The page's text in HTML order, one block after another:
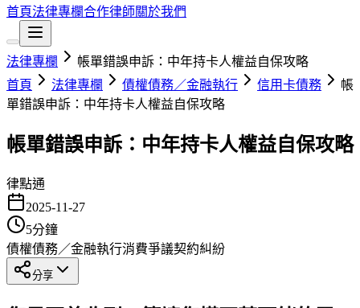
首頁法律專欄合作律師關於我們
法律專欄
帳單錯誤申訴：中年持卡人權益自保攻略
首頁
法律專欄 債權債務／金融執行 信用卡債務
帳
單錯誤申訴：中年持卡人權益自保攻略
帳單錯誤申訴：中年持卡人權益自保攻略
律點通
2025-11-27
5分鐘
債權債務／金融執行消費爭議契約糾紛
分享